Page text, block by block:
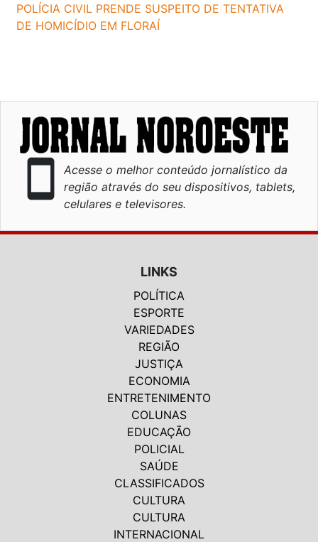
POLÍCIA CIVIL PRENDE SUSPEITO DE TENTATIVA
DE HOMICÍDIO EM FLORAÍ
smartphone
Acesse o melhor conteúdo jornalístico da
região através do seu dispositivos, tablets,
celulares e televisores.
LINKS
POLÍTICA
ESPORTE
VARIEDADES
REGIÃO
JUSTIÇA
ECONOMIA
ENTRETENIMENTO
COLUNAS
EDUCAÇÃO
POLICIAL
SAÚDE
CLASSIFICADOS
CULTURA
CULTURA
INTERNACIONAL